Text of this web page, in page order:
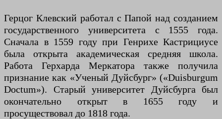
Герцог Клевский работал с Папой над созданием
государственного университета с 1555 года.
Сначала в 1559 году при Генрихе Кастрициусе
была открыта академическая средняя школа.
Работа Герхарда Меркатора также получила
признание как «Ученый Дуйсбург» («Duisburgum
Doctum»). Старый университет Дуйсбурга был
окончательно открыт в 1655 году и
просуществовал до 1818 года.